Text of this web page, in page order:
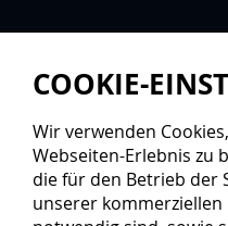
COOKIE-
Wir verwenden
Webseiten-Erlebnis zu
die für den Betrieb der
unserer